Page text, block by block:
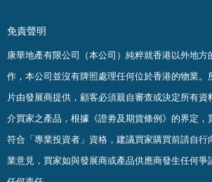
免責聲明
康華地產有限公司（本公司）純粹就香港以外地方
作，本公司並沒有牌照處理任何位於香港的物業。
片由發展商提供，顧客必須親自審查或決定所有資
介買家之產品，根據《證劵及期貨條例》的界定，
符合「專業投資者」資格，建議買家購買前請自行
業意見，買家如與發展商或產品供應商發生任何爭